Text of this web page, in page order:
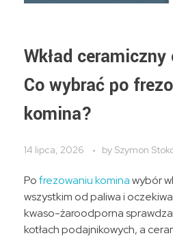
Wkład
Co wybrać po
komina?
14 lipca, 2026 by Szymon
Pofrezowaniu kominawybór
wszystkim od paliwa i
kwaso-żaroodporna
kotłach podajnikowych, a